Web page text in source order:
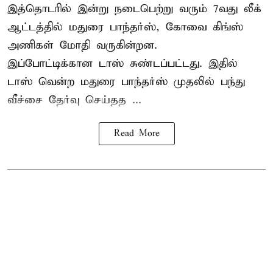
இத்தொடரில் இன்று நடைபெற்று வரும் 7வது லீக்
ஆட்டத்தில் மதுரை பாந்தர்ஸ், கோவை கிங்ஸ்
அணிகள் மோதி வருகின்றன.
இப்போட்டிக்கான டாஸ் சுண்டப்பட்டது. இதில்
டாஸ் வென்ற மதுரை பாந்தர்ஸ் முதலில் பந்து
வீச்சை தேர்வு செய்தத ...
Read More